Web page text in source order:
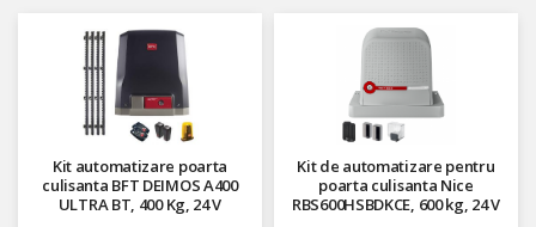
Kit automatizare poarta
culisanta BFT DEIMOS A400
ULTRA BT, 400 Kg, 24 V
Kit de automatizare pentru
poarta culisanta Nice
RBS600HSBDKCE, 600 kg, 24 V